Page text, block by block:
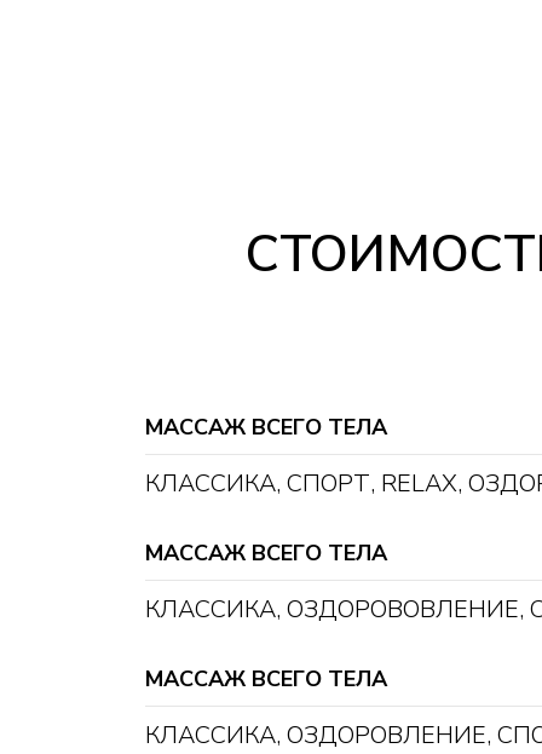
МАССАЖ ВСЕГО ТЕЛА
КЛАССИКА, СПОРТ, RELAX,
МАССАЖ ВСЕГО ТЕЛА
КЛАССИКА, ОЗДОРОВОВЛЕНИЕ,
МАССАЖ ВСЕГО ТЕЛА
КЛАССИКА, ОЗДОРОВЛЕНИЕ,